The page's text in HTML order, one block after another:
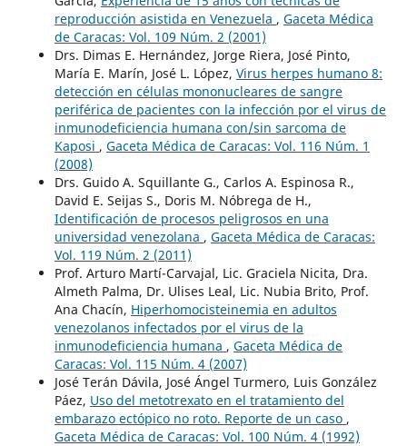
reproducción asistida en Venezuela , Gaceta Médica
de Caracas: Vol. 109 Núm. 2 (2001)
Drs. Dimas E. Hernández, Jorge Riera, José Pinto,
María E. Marín, José L. López, Virus herpes humano 8:
detección en células mononucleares de sangre
periférica de pacientes con la infección por el virus de
inmunodeficiencia humana con/sin sarcoma de
Kaposi , Gaceta Médica de Caracas: Vol. 116 Núm. 1
(2008)
Drs. Guido A. Squillante G., Carlos A. Espinosa R.,
David E. Seijas S., Doris M. Nóbrega de H.,
Identificación de procesos peligrosos en una
universidad venezolana , Gaceta Médica de Caracas:
Vol. 119 Núm. 2 (2011)
Prof. Arturo Martí-Carvajal, Lic. Graciela Nicita, Dra.
Almeth Palma, Dr. Ulises Leal, Lic. Nubia Brito, Prof.
Ana Chacín, Hiperhomocisteinemia en adultos
venezolanos infectados por el virus de la
inmunodeficiencia humana , Gaceta Médica de
Caracas: Vol. 115 Núm. 4 (2007)
José Terán Dávila, José Ángel Turmero, Luis González
Páez, Uso del metotrexato en el tratamiento del
embarazo ectópico no roto. Reporte de un caso ,
Gaceta Médica de Caracas: Vol. 100 Núm. 4 (1992)